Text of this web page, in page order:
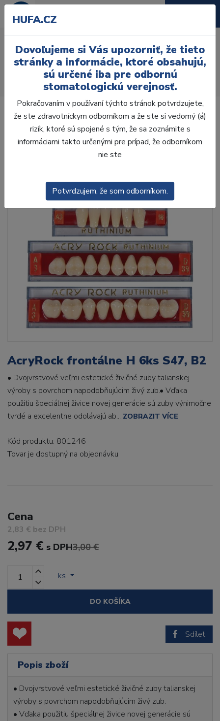
S47, B2
Zuby
AcryRock
AcryRock frontálne H 6ks S47, B2
AcryRock frontálne H 6ks S47, B2
• Dvojvrstvové veľmi estetické živičné zuby talianskej
výroby s povrchom napodobňujúcim živý zub.• Vďaka
použitiu špeciálnej živice novej generácie sú zuby výnimočne
tvrdé a excelentne odolávajú ab... ZOBRAZIT VÍCE
Kód produktu: 801246
Tovar je dostupný na objednávku
Cena
2,83 € bez DPH
2,97 € s DPH3,00 €
ks
DO KOŠÍKA
Sdílet
Popis zboží
• Dvojvrstvové veľmi estetické živičné zuby talianskej
výroby s povrchom napodobňujúcim živý zub.
• Vďaka použitiu špeciálnej živice novej generácie sú
HUFA.CZ
Dovoľujeme si Vás upozorniť, že tieto
stránky a informácie, ktoré obsahujú,
sú určené iba pre odbornú
stomatologickú verejnosť.
Pokračovaním v používaní týchto stránok potvrdzujete,
že ste zdravotníckym odborníkom a že ste si vedomý (á)
rizík, ktoré sú spojené s tým, že sa zoznámite s
informáciami takto určenými pre prípad, že odborníkom
nie ste
Potvrdzujem, že som odborníkom.